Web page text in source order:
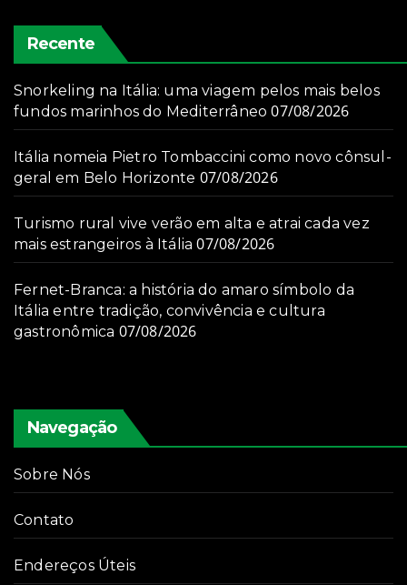
Recente
Snorkeling na Itália: uma viagem pelos mais belos
fundos marinhos do Mediterrâneo 07/08/2026
Itália nomeia Pietro Tombaccini como novo cônsul-
geral em Belo Horizonte 07/08/2026
Turismo rural vive verão em alta e atrai cada vez
mais estrangeiros à Itália 07/08/2026
Fernet-Branca: a história do amaro símbolo da
Itália entre tradição, convivência e cultura
gastronômica 07/08/2026
Navegação
Sobre Nós
Contato
Endereços Úteis